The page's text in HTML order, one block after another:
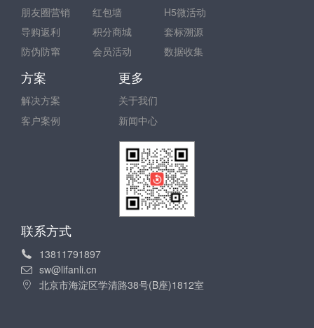
朋友圈营销
红包墙
H5微活动
导购返利
积分商城
套标溯源
防伪防窜
会员活动 数据收集
方案
解决方案
客户案例
更多
关于我们
新闻中心
联系方式
13811791897
sw@lifanli.cn
北京市海淀区学清路38号(B座)1812室